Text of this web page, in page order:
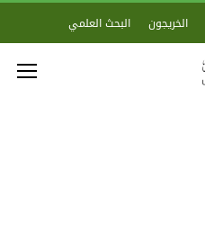
الخريجون البحث العلمي